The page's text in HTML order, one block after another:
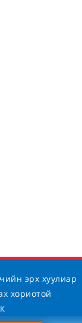
эрх хуулиар
хориотой